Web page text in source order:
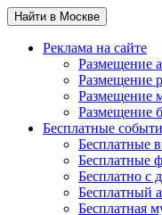
Найти в Москве
Реклама на сайте
Размещение
Размещение
Размещение
Размещение
Бесплатные
Бесплатные
Бесплатные
Бесплатно с
Бесплатный
Бесплатная